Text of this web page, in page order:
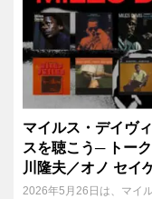
マイルス・デイヴ
スを聴こう─ トー
川隆夫／オノ セイ
2026年5月26日は、マイ